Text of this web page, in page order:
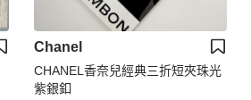
Chanel
CHANEL香奈兒經典三折短夾珠光
紫銀釦